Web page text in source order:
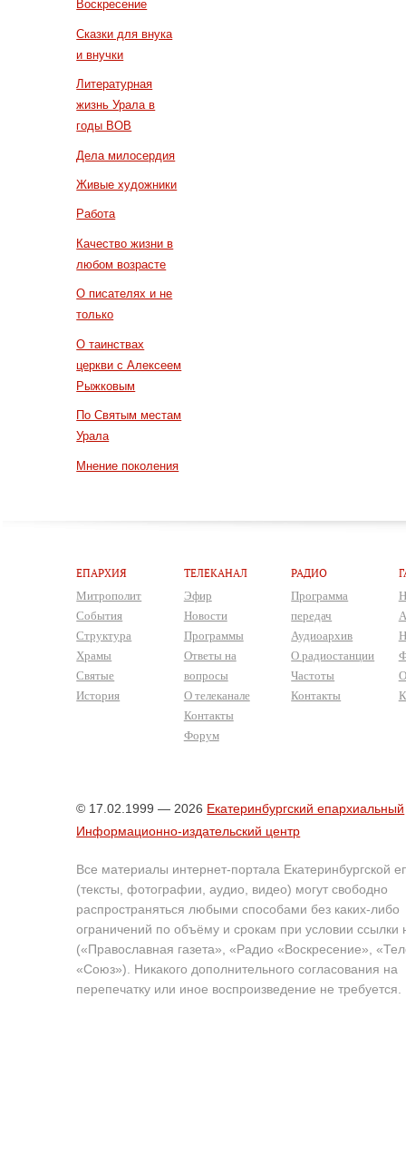
Воскресение
Сказки для внука
и внучки
Литературная
жизнь Урала в
годы ВОВ
Дела милосердия
Живые художники
Работа
Качество жизни в
любом возрасте
О писателях и не
только
О таинствах
церкви с Алексеем
Рыжковым
По Святым местам
Урала
Мнение поколения
ЕПАРХИЯ
Митрополит
События
Структура
Храмы
Святые
История
ТЕЛЕКАНАЛ
Эфир
Новости
Программы
Ответы на
вопросы
О телеканале
Контакты
Форум
РАДИО
Программа
передач
Аудиоархив
О радиостанции
Частоты
Контакты
© 17.02.1999 — 2026 Екатеринбургский епархиальный
Информационно-издательский центр
Все материалы интернет-портала Екатеринбургской
(тексты, фотографии, аудио, видео) могут свободно
распространяться любыми способами без каких-либо
ограничений по объёму и срокам при условии ссылки
(«Православная газета», «Радио «Воскресение»,
«Союз»). Никакого дополнительного согласования на
перепечатку или иное воспроизведение не требуется.